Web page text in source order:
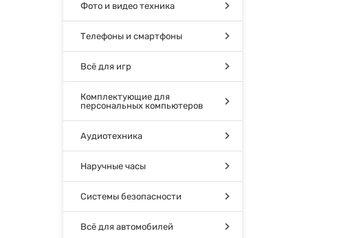
Фото и видео техника
Телефоны и смартфоны
Всё для игр
Комплектующие для
персональных компьютеров
Аудиотехника
Наручные часы
Системы безопасности
Всё для автомобилей